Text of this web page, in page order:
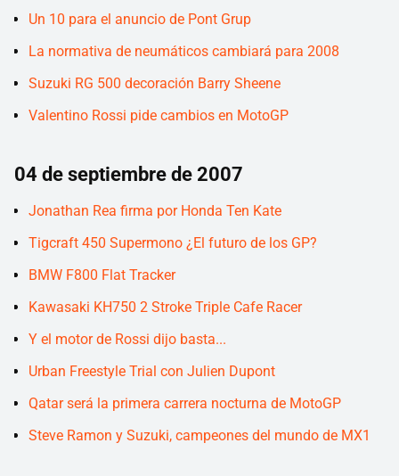
Un 10 para el anuncio de Pont Grup
La normativa de neumáticos cambiará para 2008
Suzuki RG 500 decoración Barry Sheene
Valentino Rossi pide cambios en MotoGP
04 de septiembre de 2007
Jonathan Rea firma por Honda Ten Kate
Tigcraft 450 Supermono ¿El futuro de los GP?
BMW F800 Flat Tracker
Kawasaki KH750 2 Stroke Triple Cafe Racer
Y el motor de Rossi dijo basta...
Urban Freestyle Trial con Julien Dupont
Qatar será la primera carrera nocturna de MotoGP
Steve Ramon y Suzuki, campeones del mundo de MX1